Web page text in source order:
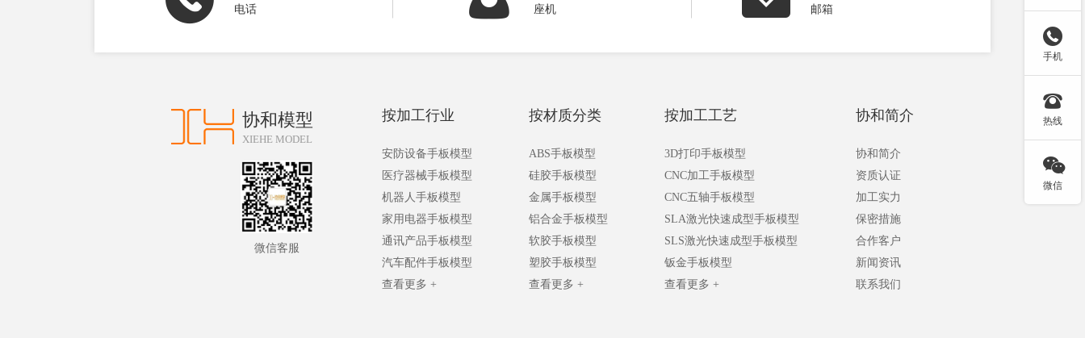
电话 座机 邮箱
协和模型
XIEHE MODEL
微信客服
按加工行业
安防设备手板模型
医疗器械手板模型
机器人手板模型
家用电器手板模型
通讯产品手板模型
汽车配件手板模型
查看更多 +
按材质分类
ABS手板模型
硅胶手板模型
金属手板模型
铝合金手板模型
软胶手板模型
塑胶手板模型
查看更多 +
按加工工艺
3D打印手板模型
CNC加工手板模型
CNC五轴手板模型
SLA激光快速成型手板模型
SLS激光快速成型手板模型
钣金手板模型
查看更多 +
协和简介
协和简介
资质认证
加工实力
保密措施
合作客户
新闻资讯
联系我们

手机

热线

微信